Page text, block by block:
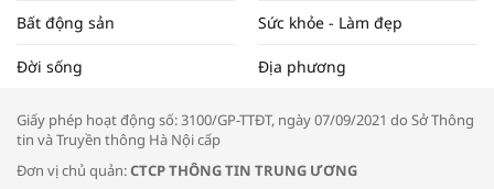
Tọa đàm “Xúc tiến thương mại: Khơi
Bất động sản Sức khỏe - Làm đẹp
Đời sống Địa phương
Giấy phép hoạt động số: 3100/GP-TTĐT, ngày 07/09/2021 do Sở Thông
tin và Truyền thông Hà Nội cấp
Đơn vị chủ quản:CTCP THÔNG TIN TRUNG ƯƠNG